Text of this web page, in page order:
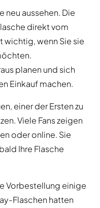
neu aussehen. Die
direkt vom
wichtig, wenn Sie sie
planen und sich
Einkauf machen.
einer der Ersten zu
Viele Fans zeigen
oder online. Sie
Ihre Flasche
Vorbestellung einige
Flaschen hatten